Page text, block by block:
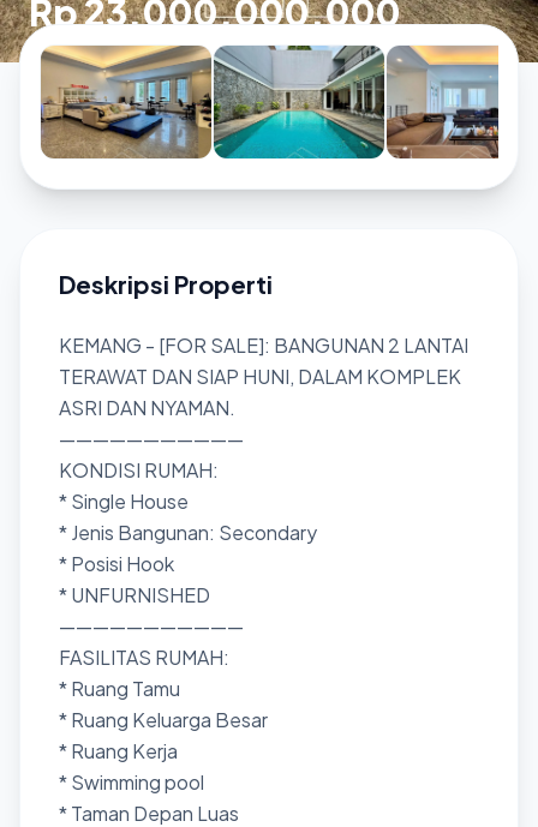
Rp 23.000.000.000
Deskripsi Properti
KEMANG - [FOR SALE]: BANGUNAN 2 LANTAI
TERAWAT DAN SIAP HUNI, DALAM KOMPLEK
ASRI DAN NYAMAN.
———————————
KONDISI RUMAH:
* Single House
* Jenis Bangunan: Secondary
* Posisi Hook
* UNFURNISHED
———————————
FASILITAS RUMAH:
* Ruang Tamu
* Ruang Keluarga Besar
* Ruang Kerja
* Swimming pool
* Taman Depan Luas